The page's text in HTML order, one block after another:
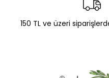
150 TL ve üzeri